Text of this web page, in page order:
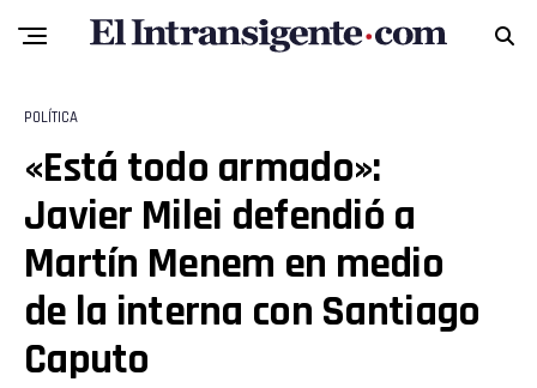
POLÍTICA
«Está todo armado»:
Javier Milei defendió a
Martín Menem en medio
de la interna con Santiago
Caputo